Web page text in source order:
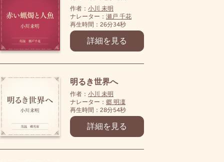
作者： 小川 未明
ナレーター： 瀬戸 千花
再生時間：26分34秒
詳細を見る
明るき世界へ
作者： 小川 未明
ナレーター： 郷 明凜
再生時間：28分54秒
詳細を見る